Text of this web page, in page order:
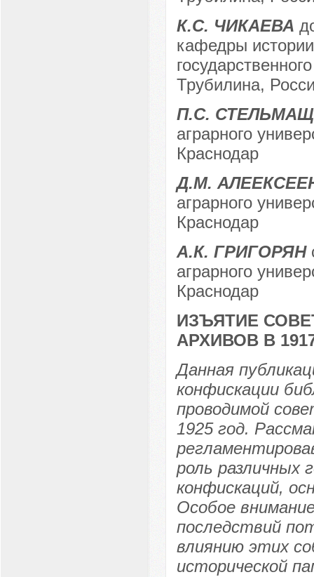
К.С. ЧИКАЕВА
кафедры
Трубилина,
П.С.
аграрного
Краснодар
Д.М.
аграрного
Краснодар
А.К. ГРИГОРЯН
аграрного
Краснодар
ИЗЪЯТИЕ
АРХИВОВ В
Данная
конфискации
проводимой
1925 год.
роль различных
конфискаций,
Особое
последствий
влиянию этих
исторической